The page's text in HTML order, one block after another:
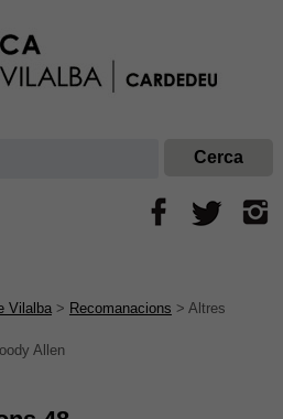
Vilalba> Recomanacions > Altres
Allen